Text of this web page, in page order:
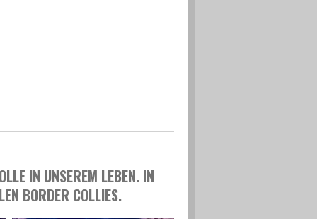
IN UNSEREM LEBEN. IN
BORDER COLLIES.